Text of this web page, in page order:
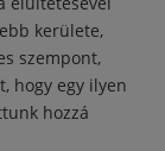
kerülete,
szempont,
hogy egy ilyen
hozzá